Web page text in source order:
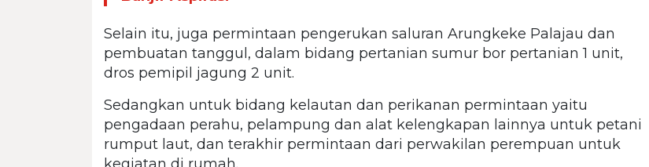
Selain itu, juga permintaan pengerukan saluran Arungkeke Palajau dan
pembuatan tanggul, dalam bidang pertanian sumur bor pertanian 1 unit,
dros pemipil jagung 2 unit.
Sedangkan untuk bidang kelautan dan perikanan permintaan yaitu
pengadaan perahu, pelampung dan alat kelengkapan lainnya untuk petani
rumput laut, dan terakhir permintaan dari perwakilan perempuan untuk
kegiatan di rumah.